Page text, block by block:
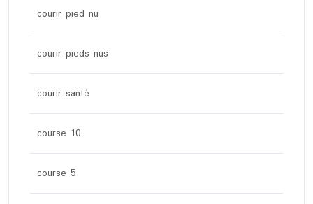
courir pied nu
courir pieds nus
courir santé
course 10
course 5